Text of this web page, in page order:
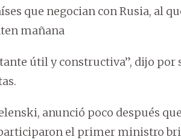
que negocian con Rusia, al
mañana
útil y constructiva”, dijo por
anunció poco después
el primer ministro